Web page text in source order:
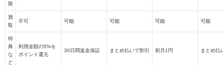
限
買
取
不可 可能 可能 可能 可能
特
典
な
ど
利用金額の5%を
ポイント還元
30日間返金保証 まとめ払いで割引 初月1円 まとめ払